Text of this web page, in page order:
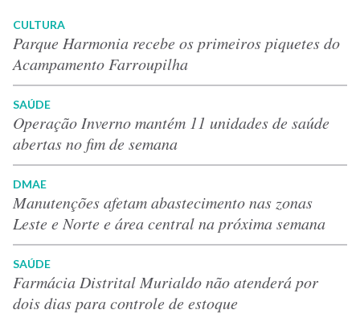
CULTURA
Parque Harmonia recebe os primeiros piquetes do
Acampamento Farroupilha
SAÚDE
Operação Inverno mantém 11 unidades de saúde
abertas no fim de semana
DMAE
Manutenções afetam abastecimento nas zonas
Leste e Norte e área central na próxima semana
SAÚDE
Farmácia Distrital Murialdo não atenderá por
dois dias para controle de estoque